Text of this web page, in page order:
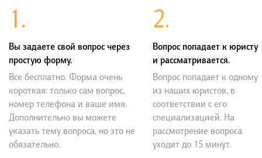
1.
Вы задаете свой вопрос через
простую форму.
Все бесплатно. Форма очень
короткая: только сам вопрос,
номер телефона и ваше имя.
Дополнительно вы можете
указать тему вопроса, но это не
обязательно.
2.
Вопрос попадает к юристу
и рассматривается.
Вопрос попадает к одному
из наших юристов, в
соответствии с его
специализацией. На
рассмотрение вопроса
уходит до 15 минут.